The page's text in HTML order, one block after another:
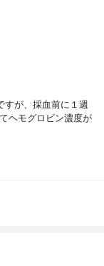
が、採血前に１週
ヘモグロビン濃度が